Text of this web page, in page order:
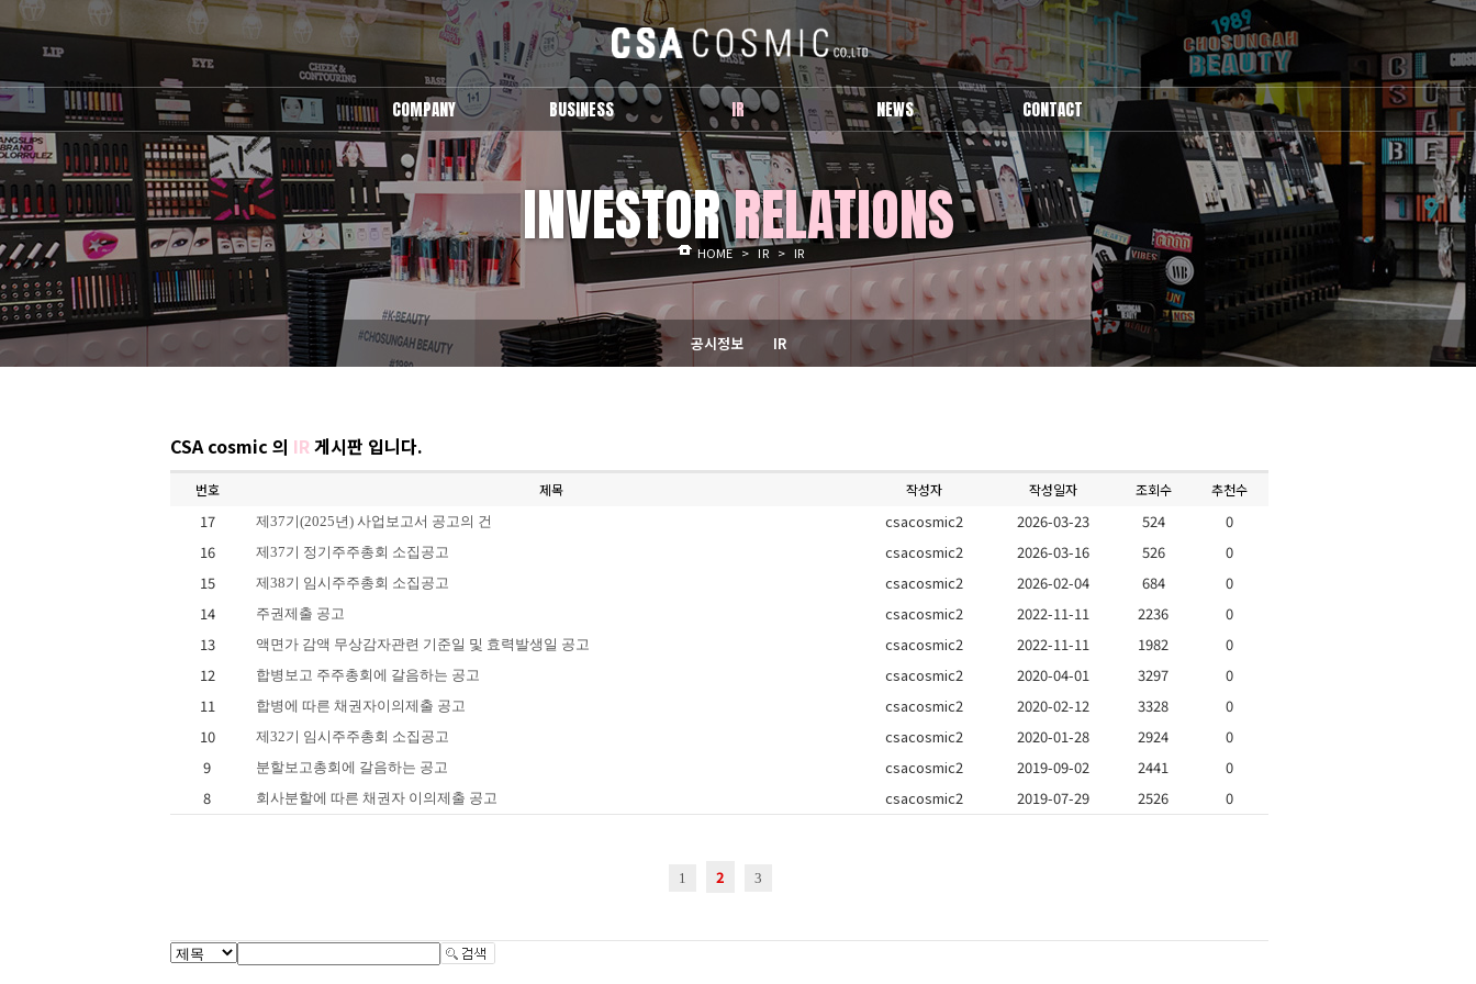
COMPANY
회사소개
오시는길
BUSINESS
브랜드 소개
IR
공시정보
IR
NEWS
Activity
CONTACT
1:1문의
INVESTORRELATIONS
공시정보 IR
HOME > IR > IR
CSA cosmic 의 IR게시판 입니다.
번호 제목 작성자 작성일자 조회수 추천수
17 제37기(2025년) 사업보고서 공고의 건 csacosmic2 2026-03-23 524
0
16
제37기 정기주주총회 소집공고 csacosmic2 2026-03-16 526
0
15
제38기 임시주주총회 소집공고 csacosmic2 2026-02-04 684
0
14
주권제출 공고 csacosmic2 2022-11-11 2236
0
13
액면가 감액 무상감자관련 기준일 및 효력발생일 공고 csacosmic2 2022-11-11 1982
0
12
합병보고 주주총회에 갈음하는 공고 csacosmic2 2020-04-01 3297
0
11
합병에 따른 채권자이의제출 공고 csacosmic2 2020-02-12 3328
0
10
제32기 임시주주총회 소집공고 csacosmic2 2020-01-28 2924
0
9
분할보고총회에 갈음하는 공고 csacosmic2 2019-09-02 2441
0
8
회사분할에 따른 채권자 이의제출 공고 csacosmic2 2019-07-29 2526 0
1 2 3